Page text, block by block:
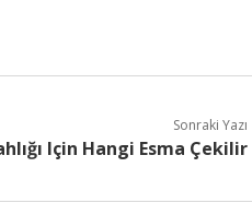
Sonraki Yazı
Için Hangi Esma Çekilir